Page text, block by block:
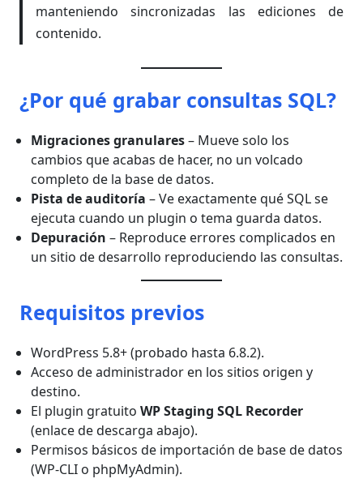
manteniendo sincronizadas las ediciones de
contenido.
¿Por qué grabar consultas SQL?
Migraciones granulares– Mueve solo los
cambios que acabas de hacer, no un volcado
completo de la base de datos.
Pista de auditoría – Ve exactamente qué SQL se
ejecuta cuando un plugin o tema guarda datos.
Depuración – Reproduce errores complicados en
un sitio de desarrollo reproduciendo las consultas.
Requisitos previos
WordPress 5.8+ (probado hasta 6.8.2).
Acceso de administrador en los sitios origen y
destino.
El plugin gratuitoWP Staging SQL Recorder
(enlace de descarga abajo).
Permisos básicos de importación de base de datos
(WP-CLI o phpMyAdmin).